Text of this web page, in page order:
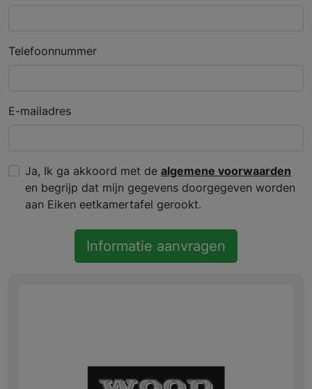
Telefoonnummer
E-mailadres
Ja, Ik ga akkoord met de algemene voorwaarden
en begrijp dat mijn gegevens doorgegeven worden
aan Eiken eetkamertafel gerookt.
Informatie aanvragen